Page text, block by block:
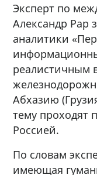
Эксперт по
Александр Рар
аналитики
реалистичным
Абхазию
тему проходят
Россией.
По словам
имеющая